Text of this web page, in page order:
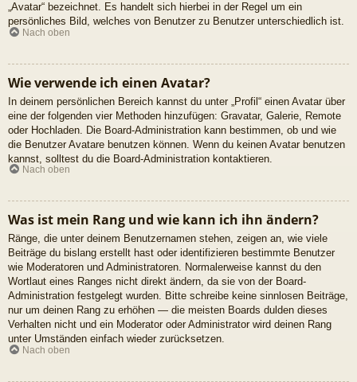
„Avatar“ bezeichnet. Es handelt sich hierbei in der Regel um ein
persönliches Bild, welches von Benutzer zu Benutzer unterschiedlich ist.
Nach oben
Wie verwende ich einen Avatar?
In deinem persönlichen Bereich kannst du unter „Profil“ einen Avatar über
eine der folgenden vier Methoden hinzufügen: Gravatar, Galerie, Remote
oder Hochladen. Die Board-Administration kann bestimmen, ob und wie
die Benutzer Avatare benutzen können. Wenn du keinen Avatar benutzen
kannst, solltest du die Board-Administration kontaktieren.
Nach oben
Was ist mein Rang und wie kann ich ihn ändern?
Ränge, die unter deinem Benutzernamen stehen, zeigen an, wie viele
Beiträge du bislang erstellt hast oder identifizieren bestimmte Benutzer
wie Moderatoren und Administratoren. Normalerweise kannst du den
Wortlaut eines Ranges nicht direkt ändern, da sie von der Board-
Administration festgelegt wurden. Bitte schreibe keine sinnlosen Beiträge,
nur um deinen Rang zu erhöhen — die meisten Boards dulden dieses
Verhalten nicht und ein Moderator oder Administrator wird deinen Rang
unter Umständen einfach wieder zurücksetzen.
Nach oben